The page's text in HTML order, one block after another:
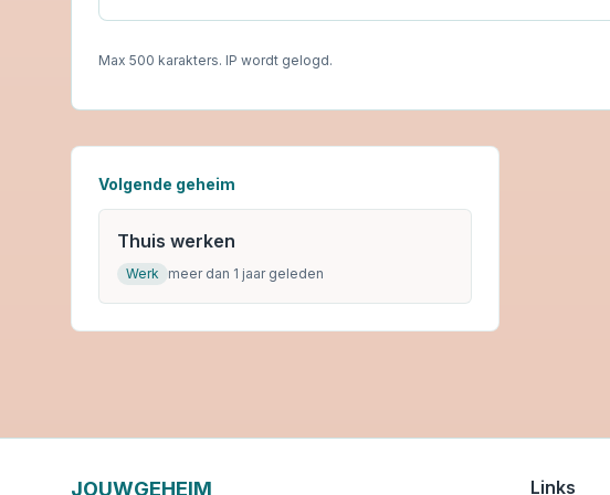
Max 500 karakters. IP wordt gelogd.
Volgende geheim
Thuis werken
Werk meer dan 1 jaar geleden
JOUWGEHEIM Links